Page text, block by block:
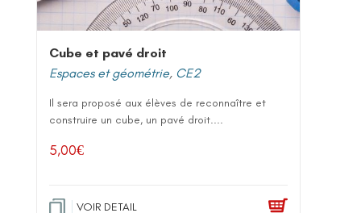
Cube et pavé droit
Espaces et géométrie, CE2
Il sera proposé aux élèves de reconnaître et
construire un cube, un pavé droit....
5,00€
VOIR DETAIL